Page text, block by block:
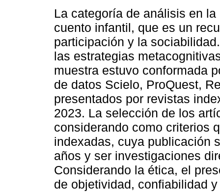
La categoría de análisis en
cuento infantil, que es un
participación y la
las estrategias
muestra estuvo conformada
de datos Scielo, ProQuest,
presentados por revistas
2023. La selección de los
considerando como criterios
indexadas, cuya publicación
años y ser investigaciones
Considerando la ética, el
de objetividad, confiabilidad